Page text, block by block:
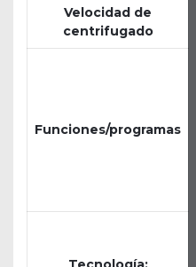
Velocidad de
centrifugado
Funciones/programas